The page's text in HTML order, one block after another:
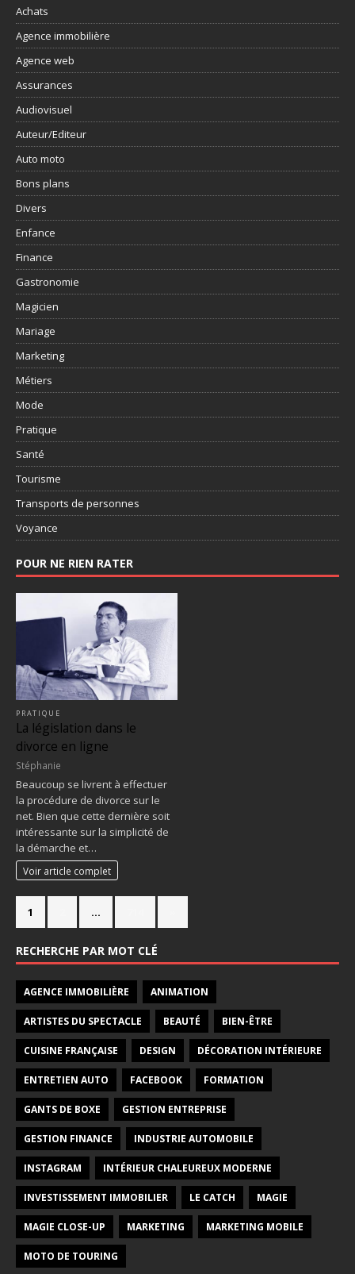
Achats
Agence immobilière
Agence web
Assurances
Audiovisuel
Auteur/Editeur
Auto moto
Bons plans
Divers
Enfance
Finance
Gastronomie
Magicien
Mariage
Marketing
Métiers
Mode
Pratique
Santé
Tourisme
Transports de personnes
Voyance
POUR NE RIEN RATER
PRATIQUE
La législation dans le
divorce en ligne
Stéphanie
Beaucoup se livrent à effectuer
la procédure de divorce sur le
net. Bien que cette dernière soit
intéressante sur la simplicité de
la démarche et…
Voir article complet
1 …
RECHERCHE PAR MOT CLÉ
AGENCE IMMOBILIÈRE ANIMATION
ARTISTES DU SPECTACLE BEAUTÉ BIEN-ÊTRE
CUISINE FRANÇAISE DESIGN DÉCORATION INTÉRIEURE
ENTRETIEN AUTO FACEBOOK FORMATION
GANTS DE BOXE GESTION ENTREPRISE
GESTION FINANCE INDUSTRIE AUTOMOBILE
INSTAGRAM INTÉRIEUR CHALEUREUX MODERNE
INVESTISSEMENT IMMOBILIER LE CATCH MAGIE
MAGIE CLOSE-UP MARKETING MARKETING MOBILE
MOTO DE TOURING